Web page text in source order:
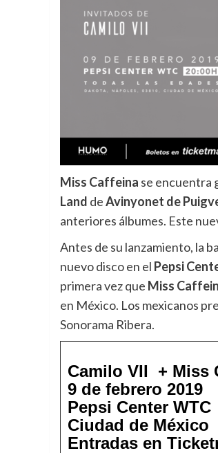
Miss Caffeina se encuentra
Land deAvinyonet de
anteriores álbumes. Este
Antes de su lanzamiento, la
nuevo disco en el Pepsi
primera vez que Miss
en México. Los mexicanos
Sonorama Ribera.
Camilo VII + Miss
9 de febrero 2019
Pepsi Center WTC
Ciudad de México
Entradas en